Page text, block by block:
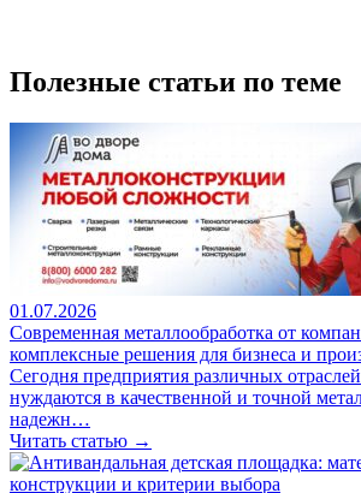
Полезные статьи по теме
01.07.2026
Современная металлообработка от
комплексные решения для бизнеса и
Сегодня предприятия различных
нуждаются в качественной и точной
надежн…
Читать статью →